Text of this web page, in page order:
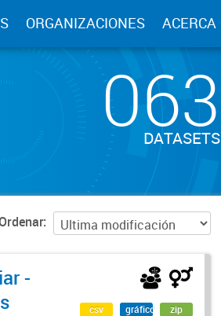
ORGANIZACIONES ACERCA
063
DATASETS
-
csv gráfico zip